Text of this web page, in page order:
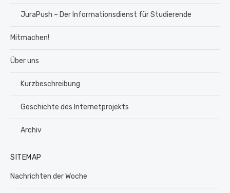
JuraPush – Der Informationsdienst für Studierende
Mitmachen!
Über uns
Kurzbeschreibung
Geschichte des Internetprojekts
Archiv
SITEMAP
Nachrichten der Woche